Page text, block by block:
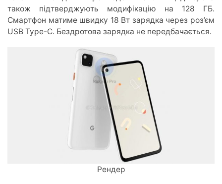
також підтверджують модифікацію на 128 ГБ.
Смартфон матиме швидку 18 Вт зарядка через роз’єм
USB Type-C. Бездротова зарядка не передбачається.
Рендер